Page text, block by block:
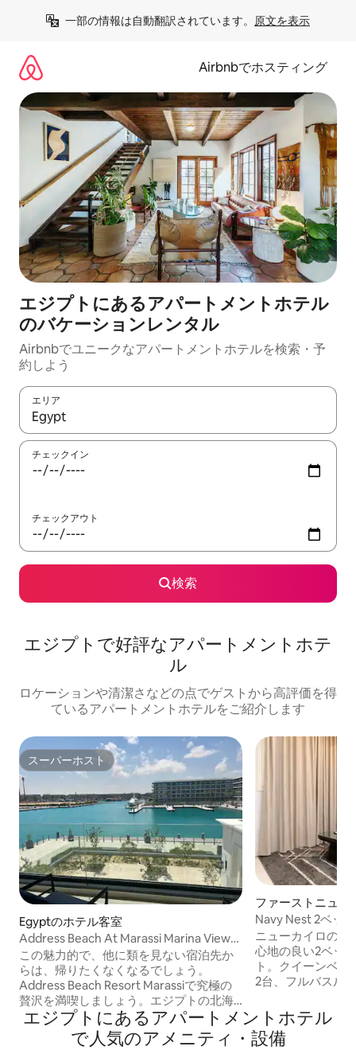
一部の情報は自動翻訳されています。 原文を表示
Airbnbでホスティング
エジプトにあるアパートメントホテル
のバケーションレンタル
Airbnbでユニークなアパートメントホテルを検索・予
約しよう
エリア
検索結果が表示されたら、上下の矢印キーを使って移動するか
チェックイン
チェックアウト
検索
エジプトで好評なアパートメントホテ
ル
ロケーションや清潔さなどの点でゲストから高評価を得
ているアパートメントホテルをご紹介します
スーパーホスト
スーパーホスト
Egyptのホテル客室
Address Beach At Marassi Marina View、
2ベッドルーム
この魅力的で、他に類を見ない宿泊先か
らは、帰りたくなくなるでしょう。
Address Beach Resort Marassiで究極の
贅沢を満喫しましょう。エジプトの北海
岸に位置し、息をのむような地中海を一
望できるこの高級リゾートは、世界トッ
プクラスのリゾートライフとプライベー
ファーストニュー
のマンション・ア
Navy Nest 2ベッ
ータス、ニューカ
ニューカイロのロ
心地の良い2ベッ
ト。クイーンベ
2台、フルバスル
チンには、電子レ
ロ、食器、調理
す。さらに、スマ
エジプトにあるアパートメントホテル
で人気のアメニティ・設備